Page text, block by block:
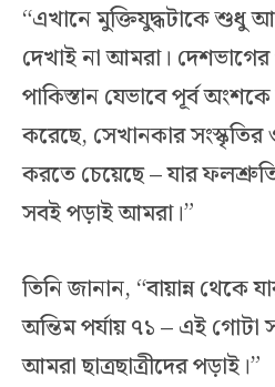
“এখানে মুক্তিযুদ্ধটাকে শুধু
দেখাই না আমরা।
পাকিস্তান যেভাবে পূর্ব
করেছে, সেখানকার সংস্কৃতির
করতে চেয়েছে – যার
সবই পড়াই আমরা।”
তিনি জানান, “বায়ান্ন
অন্তিম পর্যায় ৭১ – এই গোটা
আমরা ছাত্রছাত্রীদের পড়াই।”